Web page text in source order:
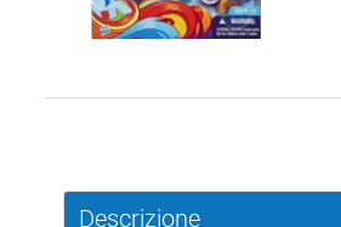
Descrizione